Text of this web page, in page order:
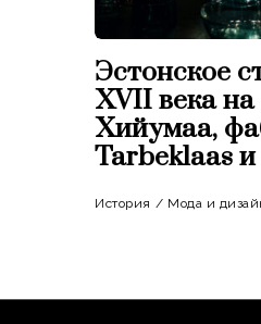
Эстонское
XVII века на
Хийумаа,
Tarbeklaas
История / Мода и